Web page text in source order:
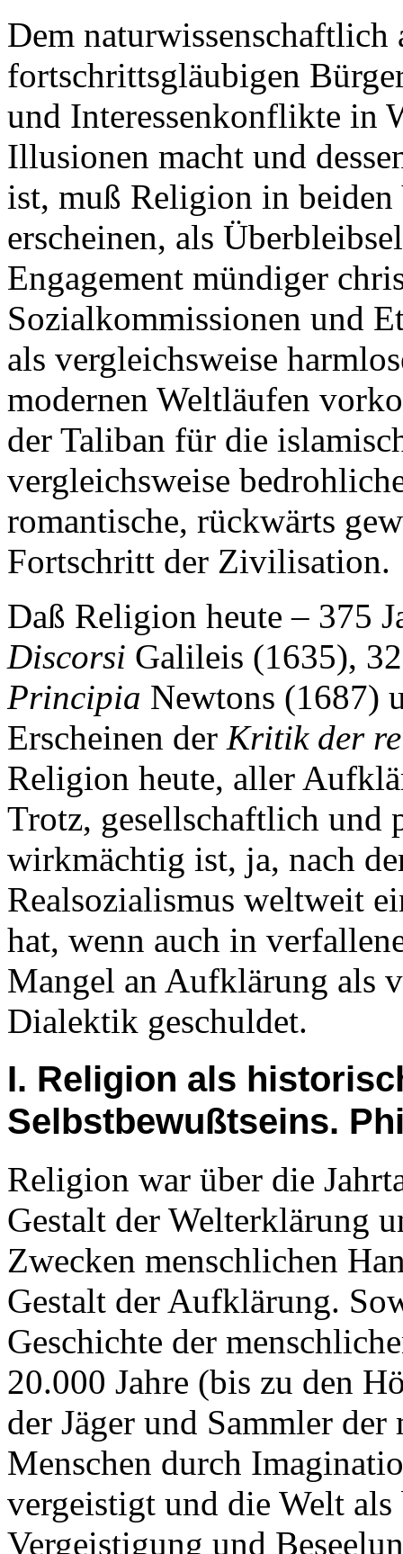
Dem naturwissenschaftlich
fortschrittsgläubigen
und Interessenkonflikte in
Illusionen macht und
ist, muß Religion in beiden
erscheinen, als
Engagement mündiger
Sozialkommissionen und
als vergleichsweise
modernen Weltläufen
der Taliban für die
vergleichsweise
romantische, rückwärts
Fortschritt der Zivilisation.
Daß Religion heute – 375
Discorsi Galileis (1635),
Principia Newtons (1687)
Erscheinen der Kritik der
Religion heute, aller
Trotz, gesellschaftlich und
wirkmächtig ist, ja, nach
Realsozialismus weltweit
hat, wenn auch in
Mangel an Aufklärung als
Dialektik geschuldet.
I. Religion als
Selbstbewußtseins.
Religion war über die
Gestalt der Welterklärung
Zwecken menschlichen
Gestalt der Aufklärung.
Geschichte der
20.000 Jahre (bis zu den
der Jäger und Sammler
Menschen durch
vergeistigt und die Welt als
Vergeistigung und